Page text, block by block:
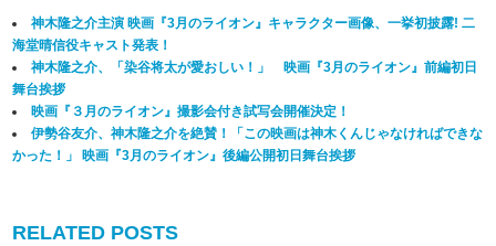
神木隆之介主演 映画『3月のライオン』キャラクター画像、一挙初披露! 二
海堂晴信役キャスト発表！
神木隆之介、「染谷将太が愛おしい！」 映画『3月のライオン』前編初日
舞台挨拶
映画『３月のライオン』撮影会付き試写会開催決定！
伊勢谷友介、神木隆之介を絶賛！「この映画は神木くんじゃなければできな
かった！」 映画『3月のライオン』後編公開初日舞台挨拶
RELATED POSTS